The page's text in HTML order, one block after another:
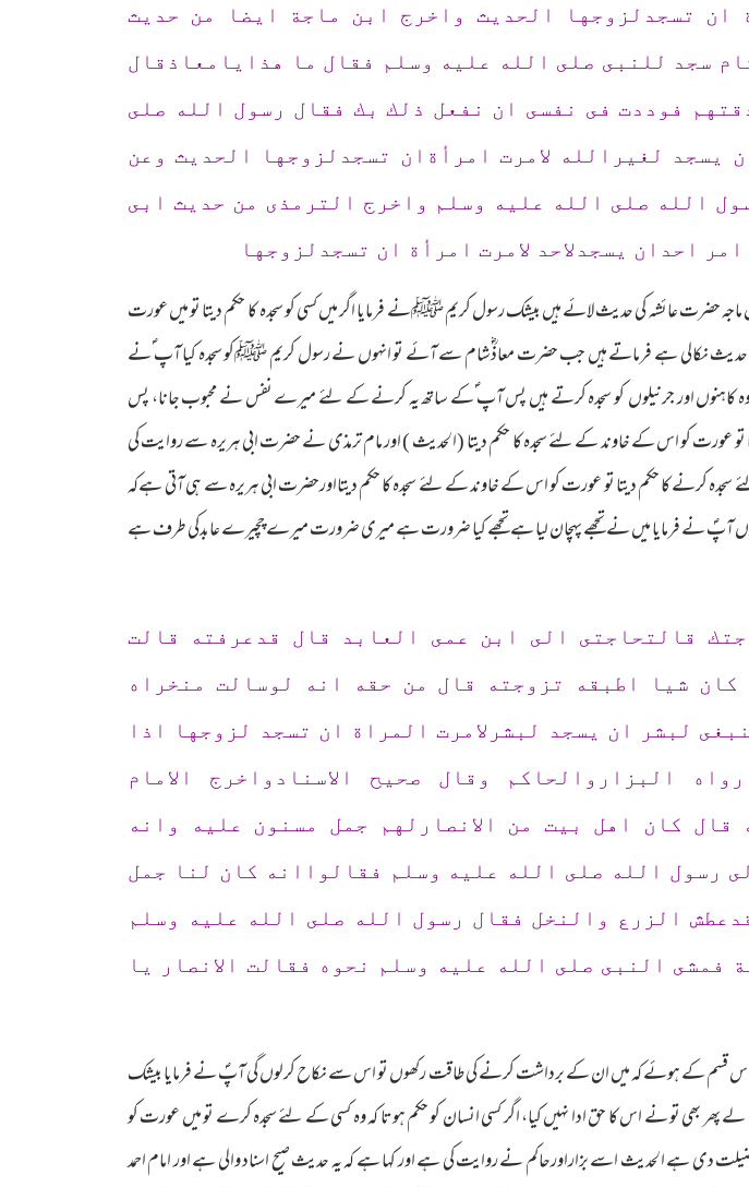
ان تسجدلزوجها الحديث واخرج ابن ماجة ايضا من حديث
سجد للنبى صلى الله عليه وسلم فقال ما هذايامعاذقال
فوددت فى نفسى ان نفعل ذلك بك فقال رسول الله صلى
يسجد لغيرالله لامرت امرأةان تسجدلزوجها الحديث وعن
الله صلى الله عليه وسلم واخرج الترمذى من حديث ابى
احدان يسجدلاحد لامرت امرأة ان تسجدلزوجها
عائشہ کی حدیث لائے ہیں بیشک رسول کریم ﷺنے فرمایا اگر میں کسی کو سجدہ کا حکم دیتا تو میں عورت
کی حدیث نکالی ہے فرماتے ہیں جب حضرت معاذؓشام سے آئے تو انہوں نے رسول کریم ﷺکو سجدہ کیا آپ ؐنے
وہ کاہنوں اور جرنیلوں کو سجدہ کرتے ہیں پس آپ ؐکے ساتھ یہ کرنے کے لئے میرے نفس نے محبوب جانا، پس
عورت کو اس کے خاوند کے لئے سجدہ کا حکم دیتا (الحدیث ) اور مام ترمذی نے حضرت ابی ہریرہ سے روایت کی
کا حکم دیتا تو عورت کو اس کے خاوند کے لئے سجدہ کا حکم دیتااورحضرت ابی ہریرہ سے ہی آتی ہےکہ
نے فرمایا میں نے تجھے پہچان لیا ہے تجھے کیا ضرورت ہے میری ضرورت میرے چچیرے عابدکی طرف ہے
قالتحاجتى الى ابن عمى العابد قال قدعرفته قالت
شيا اطبقه تزوجته قال من حقه انه لوسالت منخراه
لبشر ان يسجد لبشرلامرت المراة ان تسجد لزوجها اذا
البزاروالحاكم وقال صحيح الاسنادواخرج الامام
كان اهل بيت من الانصارلهم جمل مسنون عليه وانه
رسول الله صلى الله عليه وسلم فقالواانه كان لنا جمل
الزرع والنخل فقال رسول الله صلى الله عليه وسلم
النبى صلى الله عليه وسلم نحوه فقالت الانصار يا
اس قسم کے ہوئے کہ میں ان کے برداشت کرنے کی طاقت رکھوں تو اس سے نکاح کرلوں گی آپؐ نے فرمایا بیشک
تو نے اس کا حق ادا نہیں کیا، اگر کسی انسان کو حکم ہوتا کہ وہ کسی کے لئے سجدہ کرے تو میں عورت کو
دی ہے الحدیث اسے بزاراورحاکم نے روایت کی ہے اور کہا ہے کہ یہ حدیث صیح اسناد والی ہے اور امام احمد